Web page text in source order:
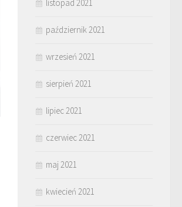
listopad 2021
październik 2021
wrzesień 2021
sierpień 2021
lipiec 2021
czerwiec 2021
maj 2021
kwiecień 2021